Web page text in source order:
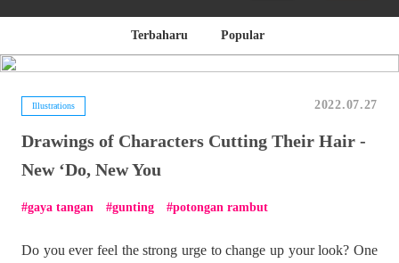
Terbaharu Popular
Illustrations 2022.07.27
Drawings of Characters Cutting Their Hair -
New ‘Do, New You
gaya tangan gunting potongan rambut
Do you ever feel the strong urge to change up your look? One